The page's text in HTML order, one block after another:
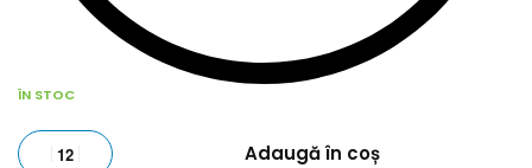
ÎN STOC
Adaugă în coș